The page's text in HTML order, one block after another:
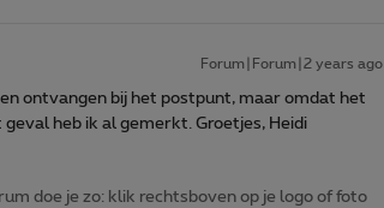
Forum|Forum|2 years ago
ontvangen bij het postpunt, maar omdat het
heb ik al gemerkt. Groetjes, Heidi
doe je zo: klik rechtsboven op je logo of foto